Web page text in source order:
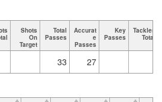
Shots
On
Target
Total
Passes
Accurat
e
Passes
Key
Passes
Tackles
Total
33 27